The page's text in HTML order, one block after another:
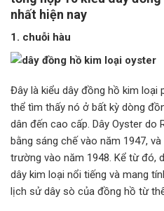
nhất hiện nay
1. chuỗi hàu
Đây là kiểu dây đồng hồ kim loại
thể tìm thấy nó ở bất kỳ dòng
dân đến cao cấp. Dây Oyster do
bằng sáng chế vào năm 1947,
trường vào năm 1948. Kể từ đó,
dây kim loại nổi tiếng và mang
lịch sử dây sò của đồng hồ từ